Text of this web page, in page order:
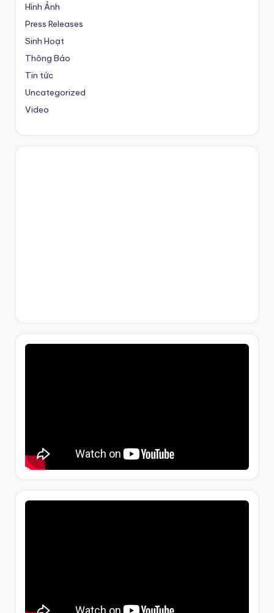
Hình Ảnh
Press Releases
Sinh Hoạt
Thông Báo
Tin tức
Uncategorized
Video